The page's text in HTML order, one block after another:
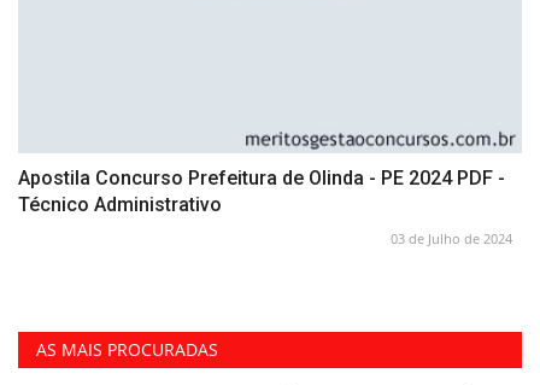
Apostila Concurso Prefeitura de Olinda - PE 2024 PDF -
Técnico Administrativo
03 de Julho de 2024
AS MAIS PROCURADAS